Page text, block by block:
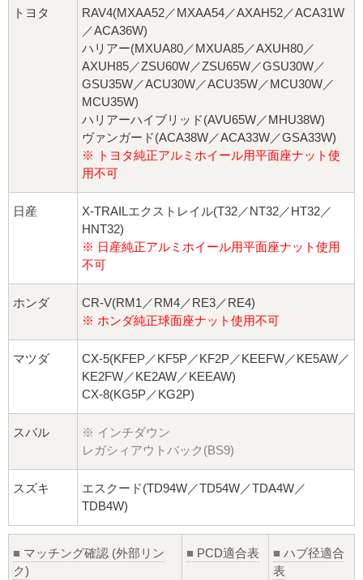
トヨタ
RAV4(MXAA52／MXAA54／AXAH52／ACA31W
／ACA36W)
ハリアー(MXUA80／MXUA85／AXUH80／
AXUH85／ZSU60W／ZSU65W／GSU30W／
GSU35W／ACU30W／ACU35W／MCU30W／
MCU35W)
ハリアーハイブリッド(AVU65W／MHU38W)
ヴァンガード(ACA38W／ACA33W／GSA33W)
※ トヨタ純正アルミホイール用平面座ナット使
用不可
日産
X-TRAILエクストレイル(T32／NT32／HT32／
HNT32)
※ 日産純正アルミホイール用平面座ナット使用
不可
ホンダ
CR-V(RM1／RM4／RE3／RE4)
※ ホンダ純正球面座ナット使用不可
マツダ
CX-5(KFEP／KF5P／KF2P／KEEFW／KE5AW／
KE2FW／KE2AW／KEEAW)
CX-8(KG5P／KG2P)
スバル
※ インチダウン
レガシィアウトバック(BS9)
スズキ
エスクード(TD94W／TD54W／TDA4W／
TDB4W)
■ マッチング確認 (外部リン
ク)
■ PCD適合表 ■ ハブ径適合
表